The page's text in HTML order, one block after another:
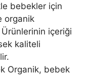
bebekler için
organik
içeriği
kaliteli
Organik, bebek